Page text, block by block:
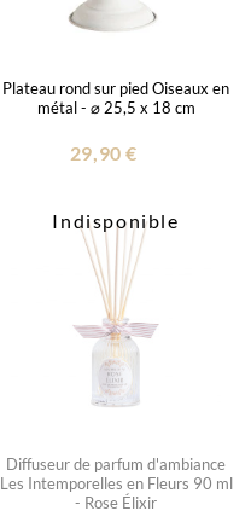
Plateau rond sur pied Oiseaux en
métal - ⌀ 25,5 x 18 cm
29,90 €
Indisponible
Diffuseur de parfum d'ambiance
Les Intemporelles en Fleurs 90 ml
- Rose Élixir